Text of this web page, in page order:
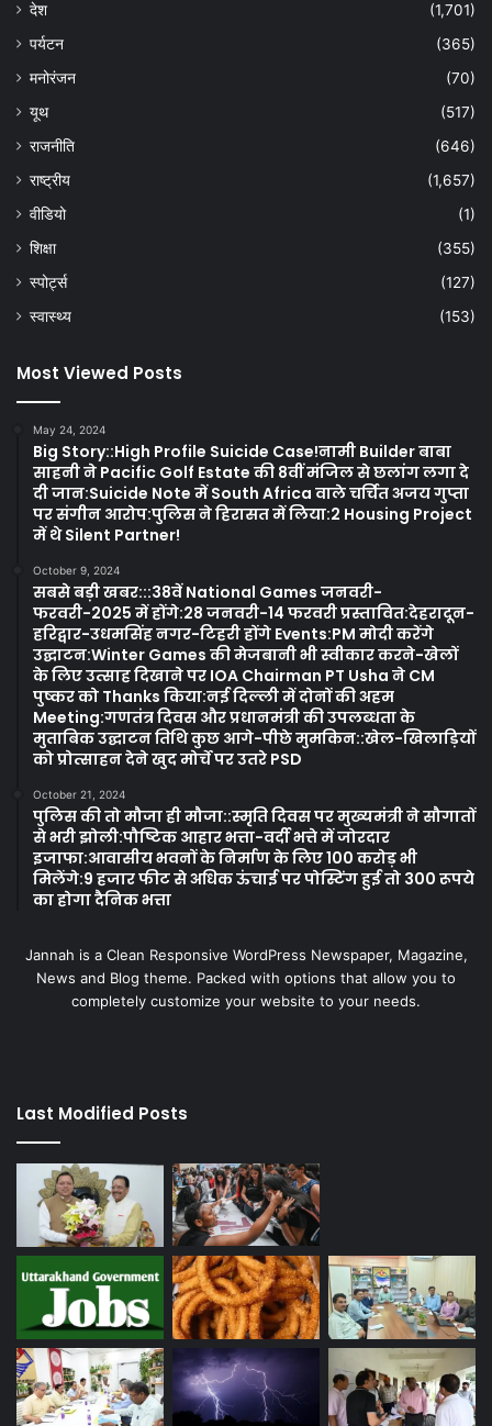
देश
(1,701)
पर्यटन
(365)
मनोरंजन
(70)
यूथ
(517)
राजनीति
(646)
राष्ट्रीय
(1,657)
वीडियो
(1)
शिक्षा
(355)
स्पोर्ट्स
(127)
स्वास्थ्य
(153)
Most Viewed Posts
May 24, 2024
Big Story::High Profile Suicide Case!नामी Builder बाबा
साहनी ने Pacific Golf Estate की 8वीं मंजिल से छलांग लगा दे
दी जान:Suicide Note में South Africa वाले चर्चित अजय गुप्ता
पर संगीन आरोप:पुलिस ने हिरासत में लिया:2 Housing Project
में थे Silent Partner!
October 9, 2024
सबसे बड़ी खबर:::38वें National Games जनवरी-
फरवरी-2025 में होंगे:28 जनवरी-14 फरवरी प्रस्तावित:देहरादून-
हरिद्वार-उधमसिंह नगर-टिहरी होंगे Events:PM मोदी करेंगे
उद्घाटन:Winter Games की मेजबानी भी स्वीकार करने-खेलों
के लिए उत्साह दिखाने पर IOA Chairman PT Usha ने CM
पुष्कर को Thanks किया:नई दिल्ली में दोनों की अहम
Meeting:गणतंत्र दिवस और प्रधानमंत्री की उपलब्धता के
मुताबिक उद्घाटन तिथि कुछ आगे-पीछे मुमकिन::खेल-खिलाड़ियों
को प्रोत्साहन देने खुद मोर्चे पर उतरे PSD
October 21, 2024
पुलिस की तो मौजा ही मौजा::स्मृति दिवस पर मुख्यमंत्री ने सौगातों
से भरी झोली:पौष्टिक आहार भत्ता-वर्दी भत्ते में जोरदार
इजाफा:आवासीय भवनों के निर्माण के लिए 100 करोड़ भी
मिलेंगे:9 हजार फीट से अधिक ऊंचाई पर पोस्टिंग हुई तो 300 रूपये
का होगा दैनिक भत्ता
Jannah is a Clean Responsive WordPress Newspaper, Magazine,
News and Blog theme. Packed with options that allow you to
completely customize your website to your needs.
Last Modified Posts